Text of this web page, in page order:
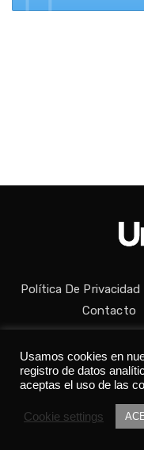
Política De Privacidad
Contacto
Todos los derechos
Asturias.
Usamos cookies en
registro de datos
aceptas el uso de las
Cookie settings